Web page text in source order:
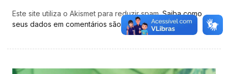
Este site utiliza o Akismet para reduzir spam.Saiba como
seus dados em comentários são processados.